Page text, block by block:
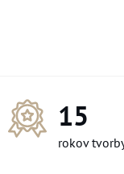
15
rokov